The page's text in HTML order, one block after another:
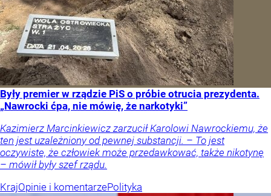
Były premier w rządzie PiS o próbie otrucia prezydenta.
„Nawrocki ćpa, nie mówię, że narkotyki”
Kazimierz Marcinkiewicz zarzucił Karolowi Nawrockiemu, że
ten jest uzależniony od pewnej substancji. – To jest
oczywiste, że człowiek może przedawkować, także nikotynę
– mówił były szef rządu.
KrajOpinie i komentarzePolityka